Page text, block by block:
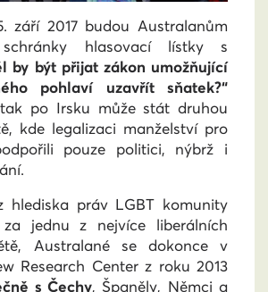
září 2017 budou Australanům
hlasovací lístky s
by být přijat zákon umožňující
pohlaví uzavřít sňatek?“
po Irsku může stát druhou
kde legalizaci manželství pro
pouze politici, nýbrž i
hlediska práv LGBT komunity
za jednu z nejvíce liberálních
Australané se dokonce v
Research Center z roku 2013
s Čechy, Španěly, Němci a